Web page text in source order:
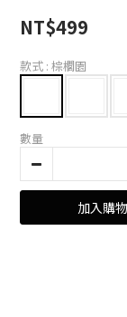
NT$499
款式 : 棕櫚園
數量
加入購